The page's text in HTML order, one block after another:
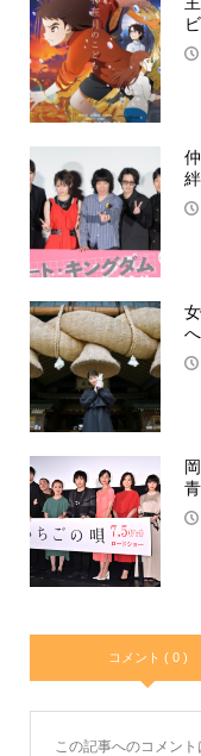
コメント ( 0 )
この記事へのコメント